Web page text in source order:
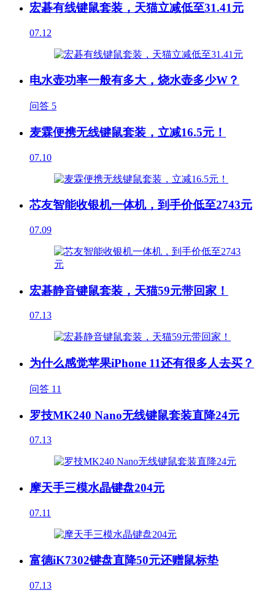
宏碁有线键鼠套装，天猫立减低至31.41元
07.12
电水壶功率一般有多大，烧水壶多少W？
问答 5
麦霖便携无线键鼠套装，立减16.5元！
07.10
芯友智能收银机一体机，到手价低至2743元
07.09
宏碁静音键鼠套装，天猫59元带回家！
07.13
为什么感觉苹果iPhone 11还有很多人去买？
问答 11
罗技MK240 Nano无线键鼠套装直降24元
07.13
摩天手三模水晶键盘204元
07.11
富德iK7302键盘直降50元还赠鼠标垫
07.13